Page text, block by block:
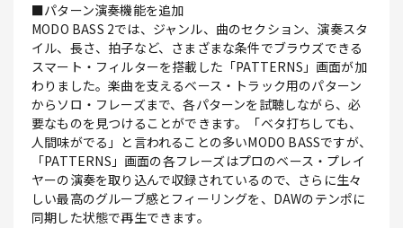
■パターン演奏機能を追加
MODO BASS 2では、ジャンル、曲のセクション、演奏スタ
イル、長さ、拍子など、さまざまな条件でブラウズできる
スマート・フィルターを搭載した「PATTERNS」画面が加
わりました。楽曲を支えるベース・トラック用のパターン
からソロ・フレーズまで、各パターンを試聴しながら、必
要なものを見つけることができます。「ベタ打ちしても、
人間味がでる」と言われることの多いMODO BASSですが、
「PATTERNS」画面の各フレーズはプロのベース・プレイ
ヤーの演奏を取り込んで収録されているので、さらに生々
しい最高のグルーブ感とフィーリングを、DAWのテンポに
同期した状態で再生できます。